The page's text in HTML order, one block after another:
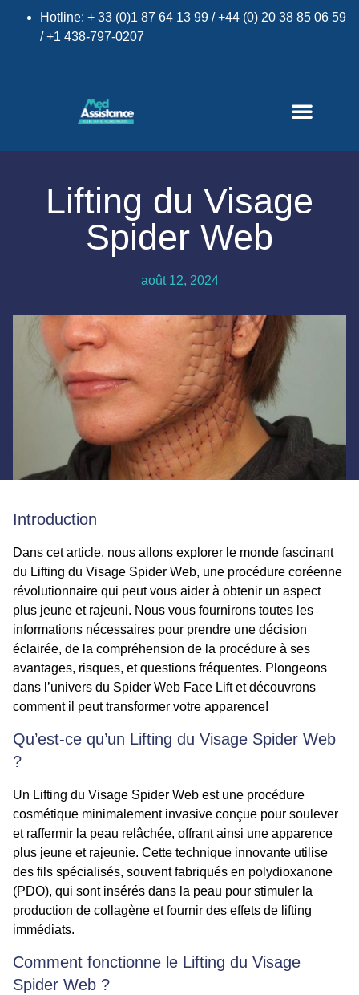
Hotline: + 33 (0)1 87 64 13 99 / +44 (0) 20 38 85 06 59
/ +1 438-797-0207
Lifting du Visage
Spider Web
août 12, 2024
Introduction
Dans cet article, nous allons explorer le monde fascinant
du Lifting du Visage Spider Web, une procédure coréenne
révolutionnaire qui peut vous aider à obtenir un aspect
plus jeune et rajeuni. Nous vous fournirons toutes les
informations nécessaires pour prendre une décision
éclairée, de la compréhension de la procédure à ses
avantages, risques, et questions fréquentes. Plongeons
dans l’univers du Spider Web Face Lift et découvrons
comment il peut transformer votre apparence!
Qu’est-ce qu’un Lifting du Visage Spider Web
?
Un Lifting du Visage Spider Web est une procédure
cosmétique minimalement invasive conçue pour soulever
et raffermir la peau relâchée, offrant ainsi une apparence
plus jeune et rajeunie. Cette technique innovante utilise
des fils spécialisés, souvent fabriqués en polydioxanone
(PDO), qui sont insérés dans la peau pour stimuler la
production de collagène et fournir des effets de lifting
immédiats.
Comment fonctionne le Lifting du Visage
Spider Web ?